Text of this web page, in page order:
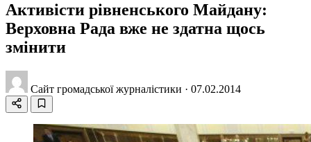
Активісти рівненського Майдану:
Верховна Рада вже не здатна щось
змінити
Сайт громадської журналістики · 07.02.2014